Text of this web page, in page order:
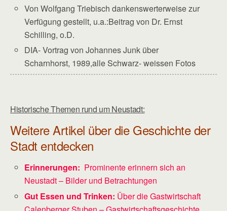
Von Wolfgang Triebisch dankenswerterweise zur
Verfügung gestellt, u.a.:Beitrag von Dr. Ernst
Schilling, o.D.
DIA- Vortrag von Johannes Junk über
Scharnhorst, 1989,alle Schwarz- weissen Fotos
Historische Themen rund um Neustadt:
Weitere Artikel über die Geschichte der
Stadt entdecken
Erinnerungen: Prominente erinnern sich an
Neustadt – Bilder und Betrachtungen
Gut Essen und Trinken: Über die Gastwirtschaft